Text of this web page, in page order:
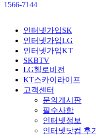
1566-7144
인터넷가입SK
인터넷가입LG
인터넷가입KT
SKBTV
LG헬로비전
KT스카이라이프
고객센터
문의게시판
필수사항
인터넷정보
인터넷닷컴 후기